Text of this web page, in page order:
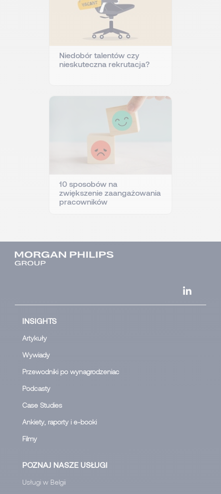
Niedobór talentów czy
nieskuteczna rekrutacja?
10 sposobów na
zwiększenie zaangażowania
pracowników
INSIGHTS
Artykuły
Wywiady
Przewodniki po wynagrodzeniac
Podcasty
Case Studies
Ankiety, raporty i e-booki
Filmy
POZNAJ NASZE USŁUGI
Usługi w Belgii